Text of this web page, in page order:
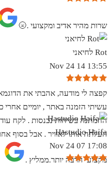
שרות מהיר אדיב ומקצועי .🌝
Rot לחיאני
13:55 14 Nov 24
קפצה לי מודעה, אהבתי את
עשיתי הזמנה באתר , יומיים אחרי
ההמתנה בשיחות נכנסות . לקח
העלתה אותו לאוויר . אבל בסוף
מקצועי הרבה יותר.ממליץ .
Hastudio Haifa
17:08 07 Nov 24